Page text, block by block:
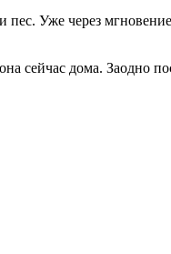
Уже через
сейчас дома. Заодно